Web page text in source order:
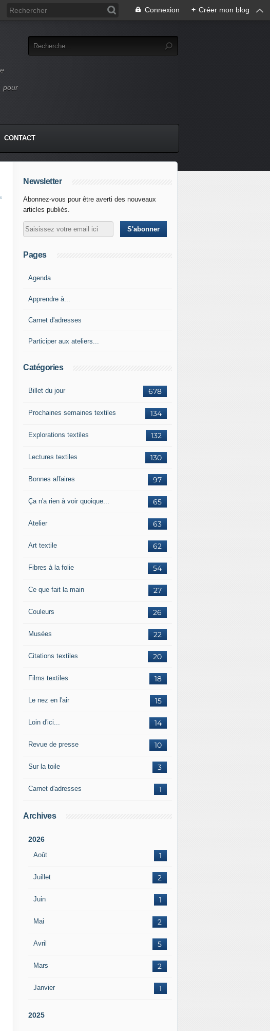
Connexion + Créer mon blog
pour
CONTACT
Newsletter
Abonnez-vous pour être averti des nouveaux
articles publiés.
Pages
Agenda
Apprendre à...
Carnet d'adresses
Participer aux ateliers...
Catégories
678
Billet du jour
134
Prochaines semaines textiles
132
Explorations textiles
130
Lectures textiles
97
Bonnes affaires
65
Ça n'a rien à voir quoique...
63
Atelier
62
Art textile
54
Fibres à la folie
27
Ce que fait la main
26
Couleurs
22
Musées
20
Citations textiles
18
Films textiles
15
Le nez en l'air
14
Loin d'ici...
10
Revue de presse
3
Sur la toile
1
Carnet d'adresses
Archives
2026
Août 1
Juillet 2
Juin 1
Mai 2
Avril 5
Mars 2
Janvier 1
2025